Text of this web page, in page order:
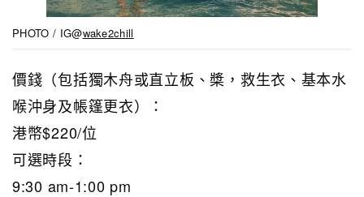
PHOTO / IG@wake2chill
價錢（包括獨木舟或直立板、槳，救生衣、基本水
喉沖身及帳篷更衣）：
港幣$220/位
可選時段：
9:30 am-1:00 pm